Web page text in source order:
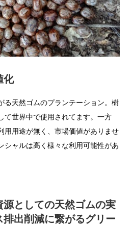
化
る天然ゴムのプランテーション。樹
て世界中で使用されてます。一方
用用途が無く、市場価値がありませ
シャルは高く様々な利用可能性があ
としての天然ゴムの実
出削減に繋がるグリー